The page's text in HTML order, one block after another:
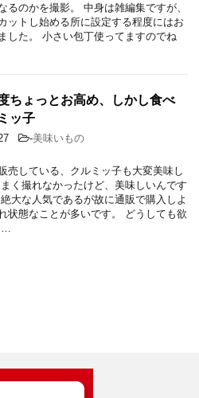
るのかを撮影。 中身は雑編集ですが、
ットし始める所に設定する程度にはお
した。 小さい包丁使ってますのでね
ちょっとお高め、しかし食べ
ッ子
-美味いもの
売している、クルミッ子も大変美味し
く撮れなかったけど、美味しいんです
大な人気であるが故に通販で購入しよ
状態なことが多いです。 どうしても欲